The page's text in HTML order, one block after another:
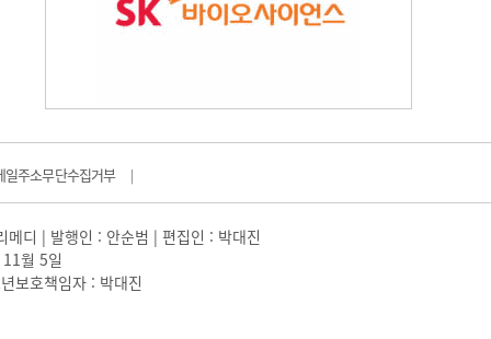
일주소무단수집거부 |
디 | 발행인 : 안순범 | 편집인 : 박대진
월 5일
보호책임자 : 박대진